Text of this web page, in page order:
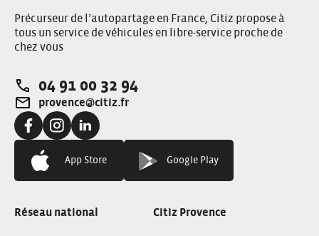
Précurseur de l’autopartage en France, Citiz propose à
tous un service de véhicules en libre-service proche de
chez vous
Téléphone:
04 91 00 32 94
Adresse e-mail:
provence@citiz.fr
Facebook:Instagram:Linkedin:
App Store Google Play
Réseau national Citiz Provence